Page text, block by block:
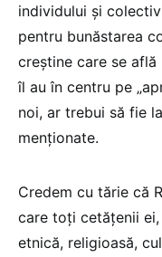
individului și
pentru bunăstarea
creștine care se
îl au în centru pe
noi, ar trebui să fie
menționate.
Credem cu tărie că
care toți cetățenii
etnică, religioasă,